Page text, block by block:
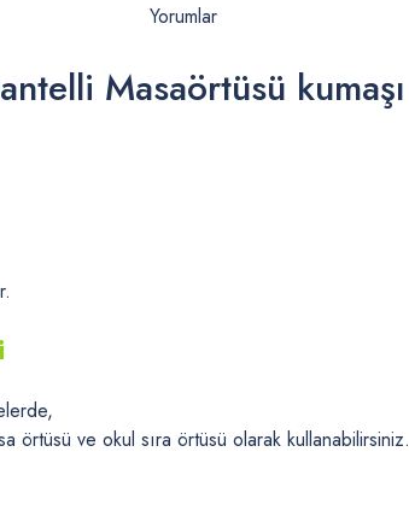
Yorumlar
Masaörtüsü kumaşı
örtüsü ve okul sıra örtüsü olarak kullanabilirsiniz.